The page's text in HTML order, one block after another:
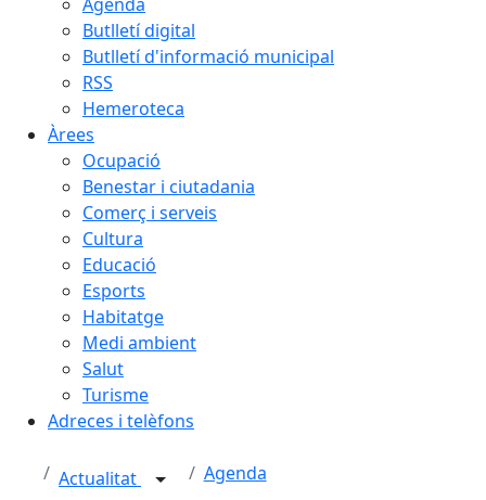
Butlletí digital
Butlletí d'informació municipal
RSS
Hemeroteca
Àrees
Ocupació
Benestar i ciutadania
Comerç i serveis
Cultura
Educació
Esports
Habitatge
Medi ambient
Salut
Turisme
Adreces i telèfons
Actualitat Agenda